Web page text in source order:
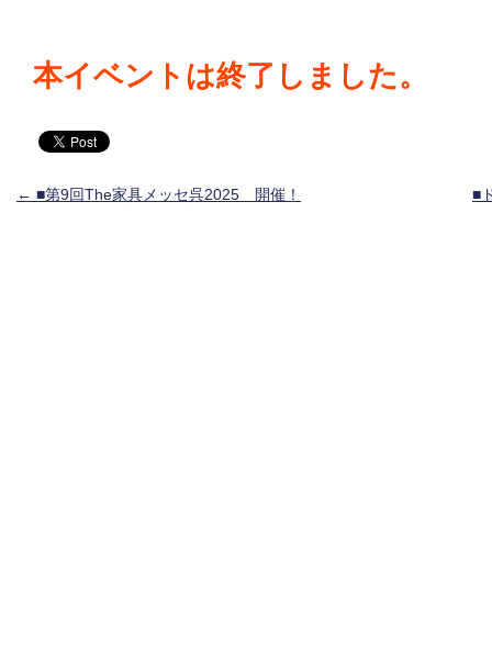
本イベントは終了しました。
投稿ナビゲーション
← ■第9回The家具メッセ呉2025 開催！ ■